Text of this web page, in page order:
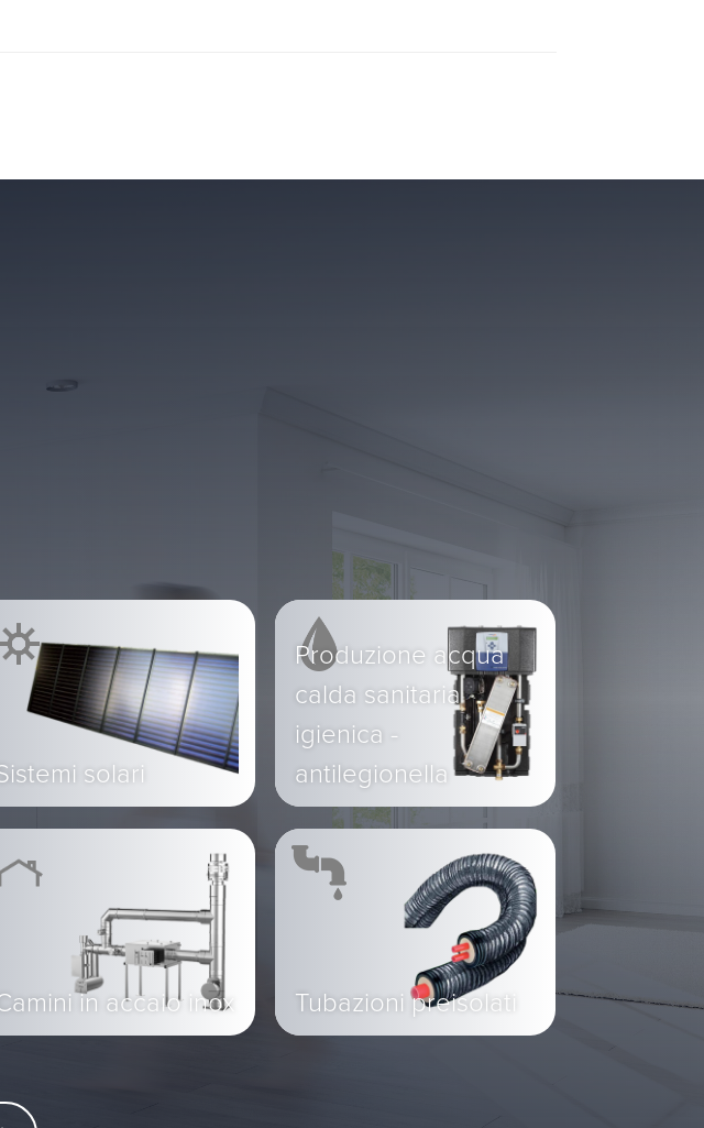
solari
Produzione acqua
calda sanitaria
igienica -
antilegionella
in accaio inox Tubazioni preisolati